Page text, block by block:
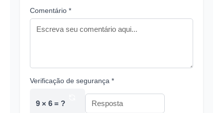
Comentário *
Verificação de segurança *
9 × 6 = ?